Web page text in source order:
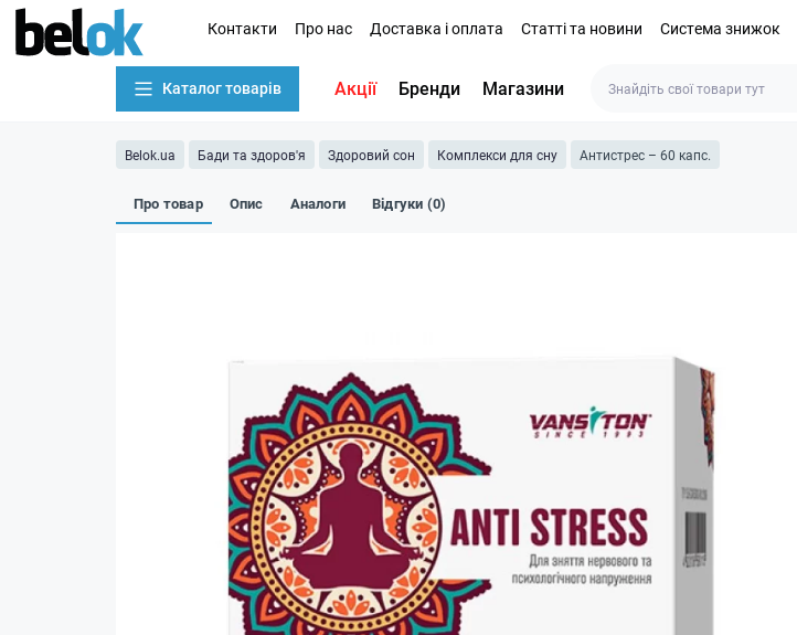
Контакти Про нас Доставка і оплата Статті та новини Система знижок
Каталог товарів Акції Бренди Магазини
Belok.ua Бади та здоров'я Здоровий сон Комплекси для сну Антистрес – 60 капс.
Про товар Опис Аналоги Відгуки (0)